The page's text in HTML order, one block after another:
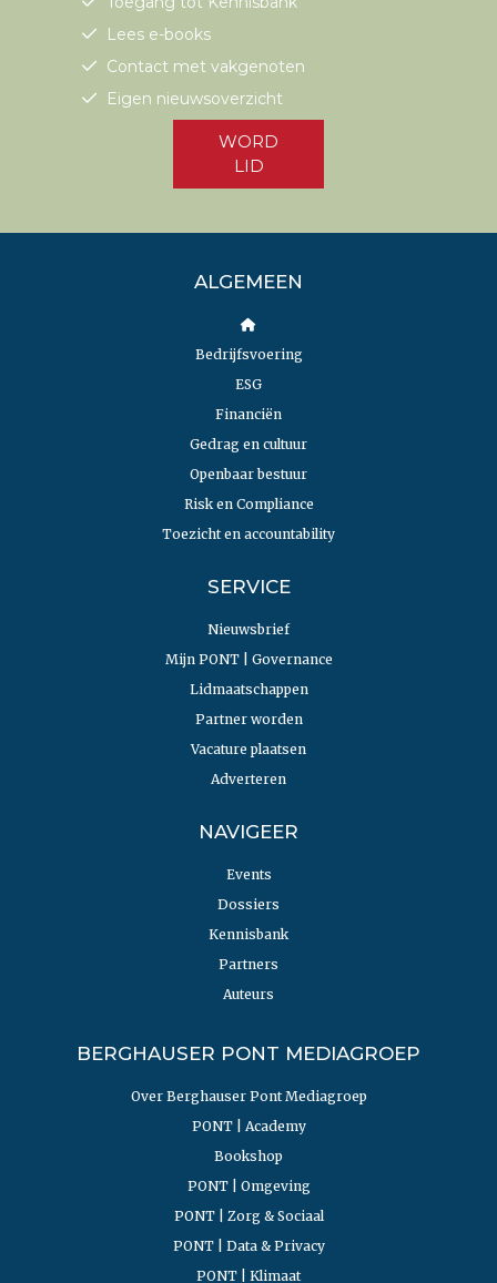
Lees e-books
Contact met vakgenoten
Eigen nieuwsoverzicht
WORD
LID
ALGEMEEN
Bedrijfsvoering
ESG
Financiën
Gedrag en cultuur
Openbaar bestuur
Risk en Compliance
Toezicht en accountability
SERVICE
Nieuwsbrief
Mijn PONT | Governance
Lidmaatschappen
Partner worden
Vacature plaatsen
Adverteren
NAVIGEER
Events
Dossiers
Kennisbank
Partners
Auteurs
BERGHAUSER PONT MEDIAGROEP
Over Berghauser Pont Mediagroep
PONT | Academy
Bookshop
PONT | Omgeving
PONT | Zorg & Sociaal
PONT | Data & Privacy
PONT | Klimaat